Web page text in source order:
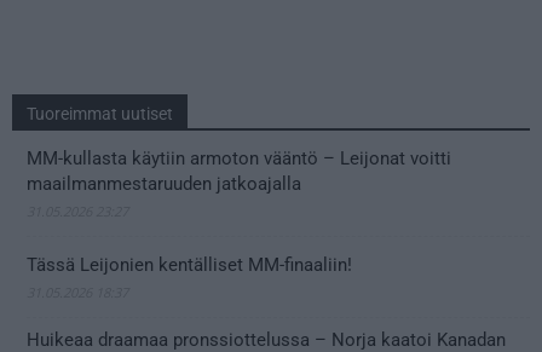
Tuoreimmat uutiset
MM-kullasta käytiin armoton vääntö – Leijonat voitti
maailmanmestaruuden jatkoajalla
Tässä Leijonien kentälliset MM-finaaliin!
Huikeaa draamaa pronssiottelussa – Norja kaatoi Kanadan